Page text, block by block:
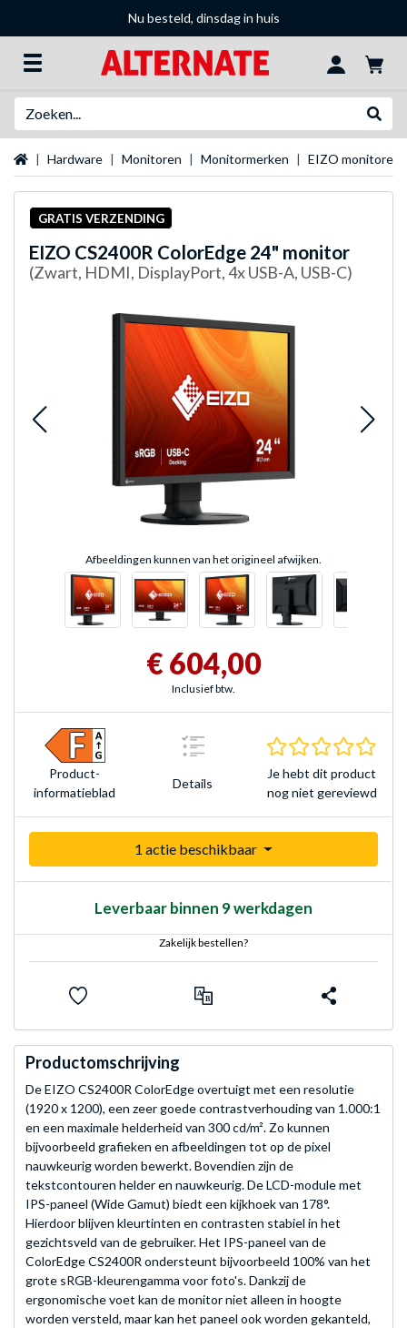
Nu besteld, dinsdag in huis
Startpagina
Hardware Monitoren Monitormerken EIZO monitoren
GRATIS VERZENDING
EIZO CS2400R ColorEdge 24" monitor
(Zwart, HDMI, DisplayPort, 4x USB-A, USB-C)
Afbeeldingen kunnen van het origineel afwijken.
€ 604,00
Inclusief btw.
Product­
informatieblad
Details
Je hebt dit product
nog niet gereviewd
1 actie beschikbaar
Leverbaar binnen 9 werkdagen
Zakelijk bestellen?
Productomschrijving
De EIZO CS2400R ColorEdge overtuigt met een resolutie
(1920 x 1200), een zeer goede contrastverhouding van 1.000:1
en een maximale helderheid van 300 cd/m². Zo kunnen
bijvoorbeeld grafieken en afbeeldingen tot op de pixel
nauwkeurig worden bewerkt. Bovendien zijn de
tekstcontouren helder en nauwkeurig. De LCD-module met
IPS-paneel (Wide Gamut) biedt een kijkhoek van 178°.
Hierdoor blijven kleurtinten en contrasten stabiel in het
gezichtsveld van de gebruiker. Het IPS-paneel van de
ColorEdge CS2400R ondersteunt bijvoorbeeld 100% van het
grote sRGB-kleurengamma voor foto's. Dankzij de
ergonomische voet kan de monitor niet alleen in hoogte
worden versteld, maar kan het paneel ook worden gekanteld,